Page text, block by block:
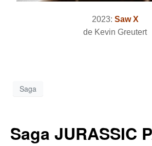
2023: Saw X
de Kevin Greutert
Saga
Saga JURASSIC